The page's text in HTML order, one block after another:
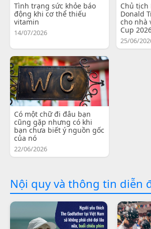
Tình trạng sức khỏe báo
động khi cơ thể thiếu
vitamin
14/07/2026
Chủ tịch
Donald
cho nhà
Cup
25/06/
Có một chữ đi đâu bạn
cũng gặp nhưng có khi
bạn chưa biết ý nguồn gốc
của nó
22/06/2026
Nội quy và thông tin diễn